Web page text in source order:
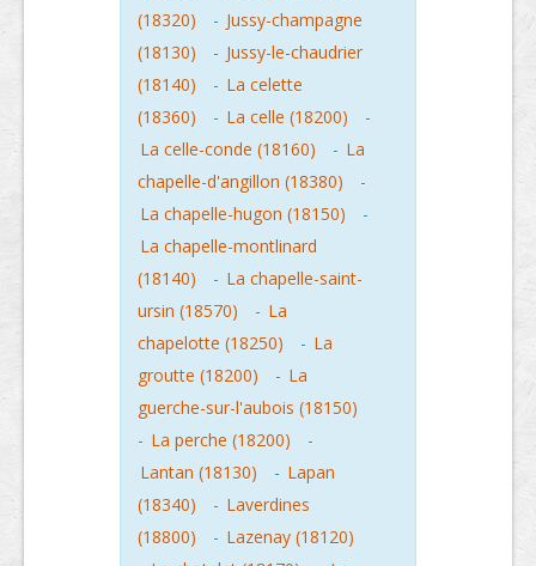
(18320)
- Jussy-champagne
(18130)
- Jussy-le-chaudrier
(18140)
- La celette
(18360)
- La celle (18200)
-
La celle-conde (18160)
- La
chapelle-d'angillon (18380)
-
La chapelle-hugon (18150)
-
La chapelle-montlinard
(18140)
- La chapelle-saint-
ursin (18570)
- La
chapelotte (18250)
- La
groutte (18200)
- La
guerche-sur-l'aubois (18150)
- La perche (18200)
-
Lantan (18130)
- Lapan
(18340)
- Laverdines
(18800)
- Lazenay (18120)